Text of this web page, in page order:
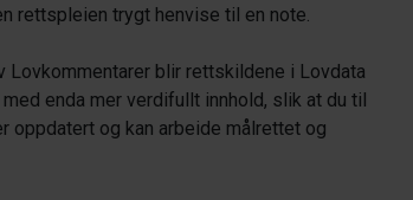
rettspleien trygt henvise til en note.
Lovkommentarer blir rettskildene i Lovdata
enda mer verdifullt innhold, slik at du til
oppdatert og kan arbeide målrettet og